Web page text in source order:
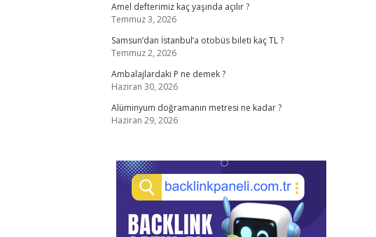
Amel defterimiz kaç yaşında açılır ?
Temmuz 3, 2026
Samsun’dan İstanbul’a otobüs bileti kaç TL ?
Temmuz 2, 2026
Ambalajlardaki P ne demek ?
Haziran 30, 2026
Alüminyum doğramanın metresi ne kadar ?
Haziran 29, 2026